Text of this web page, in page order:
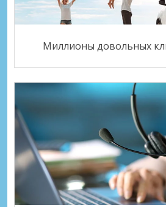
Миллионы довольных